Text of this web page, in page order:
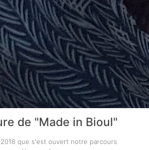
de "Made in Bioul"
que s'est ouvert notre parcours